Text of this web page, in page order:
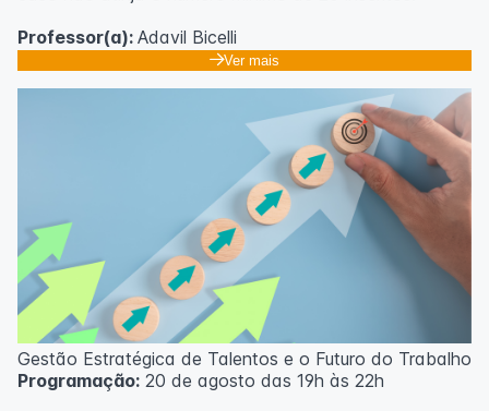
Professor(a): Adavil Bicelli
Ver mais
Gestão Estratégica de Talentos e o Futuro do Trabalho
Programação: 20 de agosto das 19h às 22h